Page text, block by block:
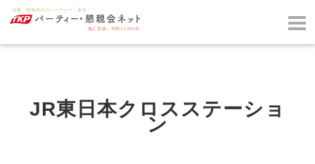
JR東日本クロスステーショ
ン